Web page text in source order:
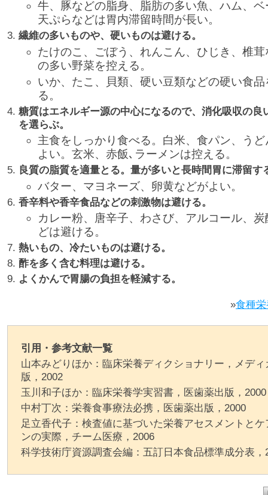
牛、豚などの脂身、脂肪の多い魚、ハム、
天ぷらなどは胃内滞留時間が長い。
繊維の多いものや、硬いものは避ける。
たけのこ、ごぼう、れんこん、ひじき、椎
の多い野菜を控える。
いか、たこ、貝類、硬い豆類などの硬い食品
る。
糖質はエネルギー源の中心になるので、消化吸収の良
を選らぶ。
主食をしっかり食べる。白米、食パン、う
よい。玄米、赤飯､ラーメンは控える。
良質の脂質を適量とる。量が多いと長時間胃に滞留す
バター、マヨネーズ、卵黄などがよい。
香辛料や香辛食品などの刺激物は避ける。
カレー粉、唐辛子、わさび、アルコール、
どは避ける。
熱いもの、冷たいものは避ける。
酢を多く含む料理は避ける。
よくかんで胃腸の負担を軽減する。
»食種
引用・参考文献一覧
山本みどりほか：臨床栄養ディクショナリー，メディ
版，2002
玉川和子ほか：臨床栄養学実習書，医歯薬出版，2000
中村丁次：栄養食事療法必携，医歯薬出版，2000
足立香代子：検査値に基づいた栄養アセスメントとケ
ンの実際，チーム医療，2006
科学技術庁資源調査会編：五訂日本食品標準成分表，